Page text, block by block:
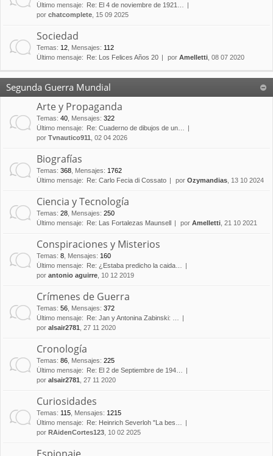
Último mensaje:
Re: El 4 de noviembre de 1921…
por chatcomplete , 15 09 2025
Sociedad
Temas: 12 Mensajes: 112
Último mensaje:
Re: Los Felices Años 20 por Amelletti , 08 07 2020
Segunda Guerra Mundial
Arte y Propaganda
Temas: 40 Mensajes: 322
Último mensaje:
Re: Cuaderno de dibujos de un…
por Tvnautico911 , 02 04 2026
Biografías
Temas: 368 Mensajes: 1762
Último mensaje:
Re: Carlo Fecia di Cossato por Ozymandias , 13 10 2024
Ciencia y Tecnología
Temas: 28 Mensajes: 250
Último mensaje:
Re: Las Fortalezas Maunsell por Amelletti , 21 10 2021
Conspiraciones y Misterios
Temas: 8 Mensajes: 160
Último mensaje:
Re: ¿Estaba predicho la caida…
por antonio aguirre , 10 12 2019
Crímenes de Guerra
Temas: 56 Mensajes: 372
Último mensaje:
Re: Jan y Antonina Zabinski: …
por alsair2781 , 27 11 2020
Cronología
Temas: 86 Mensajes: 225
Último mensaje:
Re: El 2 de Septiembre de 194…
por alsair2781 , 27 11 2020
Curiosidades
Temas: 115 Mensajes: 1215
Último mensaje:
Re: Heinrich Severloh "La bes…
por RAidenCortes123 , 10 02 2025